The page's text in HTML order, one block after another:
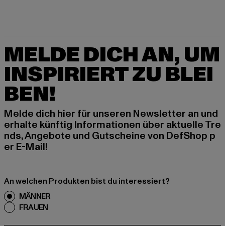
MELDE DICH AN, UM
INSPIRIERT ZU BLEI
BEN!
Melde dich hier für unseren Newsletter an und
erhalte künftig Informationen über aktuelle Tre
nds, Angebote und Gutscheine von DefShop p
er E-Mail!
An welchen Produkten bist du interessiert?
MÄNNER
FRAUEN